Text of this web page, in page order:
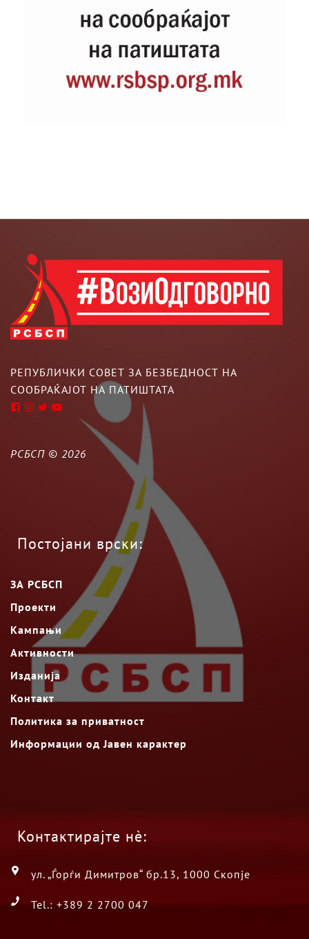
РЕПУБЛИЧКИ СОВЕТ ЗА БЕЗБЕДНОСТ НА
СООБРАЌАЈОТ НА ПАТИШТАТА
РСБСП © 2026
Постојани врски:
ЗА РСБСП
Проекти
Кампањи
Активности
Изданија
Контакт
Политика за приватност
Информации од Јавен карактер
Контактирајте нè:
ул. „Ѓорѓи Димитров“ бр.13, 1000 Скопје
Tel.: +389 2 2700 047